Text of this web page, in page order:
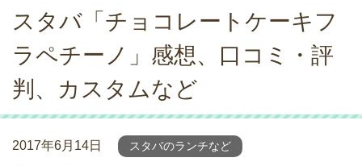
スタバ「チョコレートケーキフ
ラペチーノ」感想、口コミ・評
判、カスタムなど
2017年6月14日 スタバのランチなど